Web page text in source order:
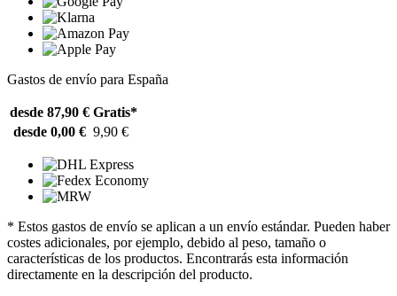
Gastos de envío para España
desde 87,90 € Gratis*
desde 0,00 € 9,90 €
* Estos gastos de envío se aplican a un envío estándar. Pueden haber
costes adicionales, por ejemplo, debido al peso, tamaño o
características de los productos. Encontrarás esta información
directamente en la descripción del producto.